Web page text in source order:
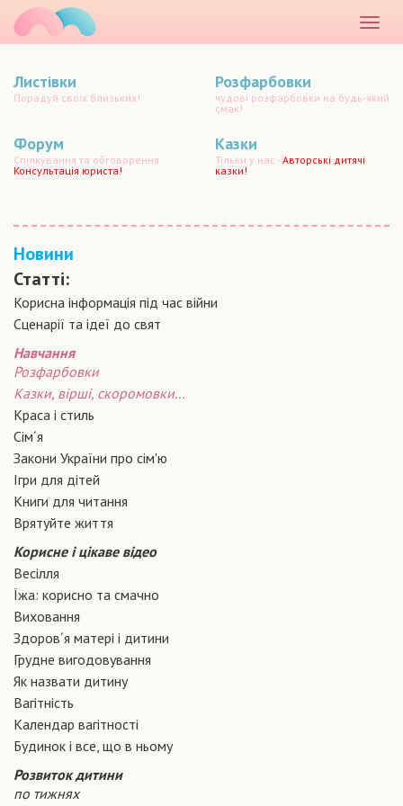
меню
Листівки
Порадуй своїх близьких!
Розфарбовки
чудові розфарбовки на будь-який
смак!
Форум
Спілкування та обговорення.
Консультація юриста!
Казки
Тільки у нас -Авторські дитячі
казки!
Новини
Статті:
Корисна інформація під час війни
Сценарiї та iдеї до свят
Навчання
Розфарбовки
Казки, вірші, скоромовки...
Краса і стиль
Сiм´я
Закони України про сiм'ю
Ігри для дітей
Книги для читання
Врятуйте життя
Корисне і цікаве відео
Весілля
Їжа: корисно та смачно
Виховання
Здоров´я матері і дитини
Грудне вигодовування
Як назвати дитину
Вагiтнiсть
Календар вагітності
Будинок і все, що в ньому
Розвиток дитини
по тижнях